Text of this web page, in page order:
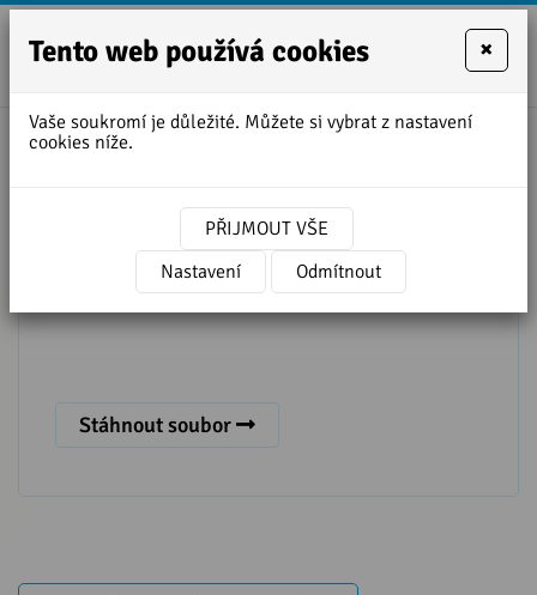
950
Stáhnout soubor
Tento web používá cookies ×
Vaše soukromí je důležité. Můžete si vybrat z nastavení
cookies níže.
PŘIJMOUT VŠE
Nastavení
Odmítnout